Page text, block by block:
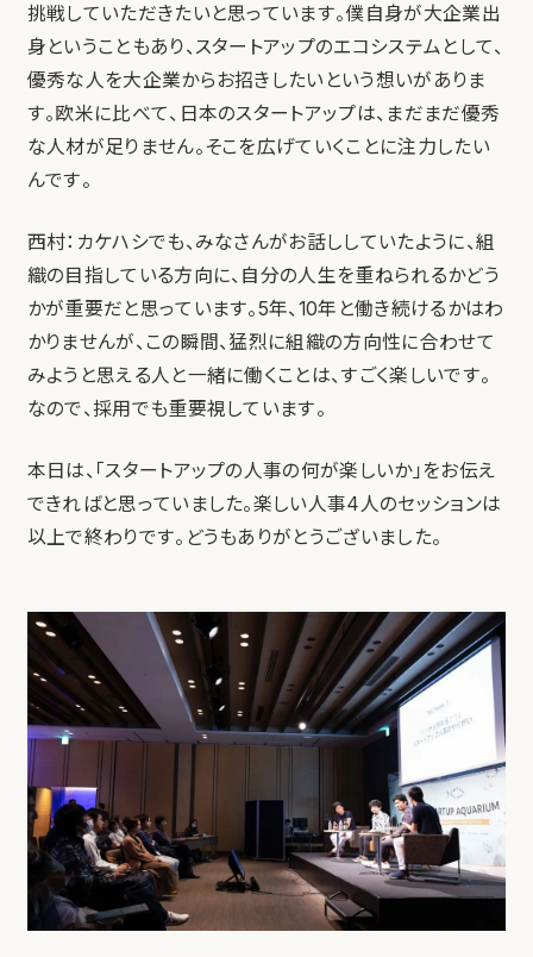
挑戦していただきたいと思っています。僕自身が大企業出
身ということもあり、スタートアップのエコシステムとして、
優秀な人を大企業からお招きしたいという想いがありま
す。欧米に比べて、日本のスタートアップは、まだまだ優秀
な人材が足りません。そこを広げていくことに注力したい
んです。
西村：カケハシでも、みなさんがお話ししていたように、組
織の目指している方向に、自分の人生を重ねられるかどう
かが重要だと思っています。5年、10年と働き続けるかはわ
かりませんが、この瞬間、猛烈に組織の方向性に合わせて
みようと思える人と一緒に働くことは、すごく楽しいです。
なので、採用でも重要視しています。
本日は、「スタートアップの人事の何が楽しいか」をお伝え
できればと思っていました。楽しい人事4人のセッションは
以上で終わりです。どうもありがとうございました。